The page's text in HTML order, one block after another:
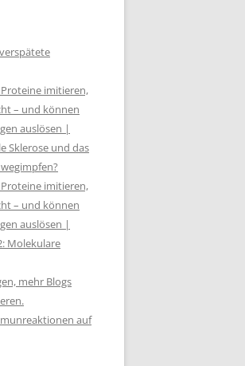
imitieren,
– und können
auslösen |
Sklerose und das
imitieren,
– und können
auslösen |
Molekulare
mehr Blogs
auf